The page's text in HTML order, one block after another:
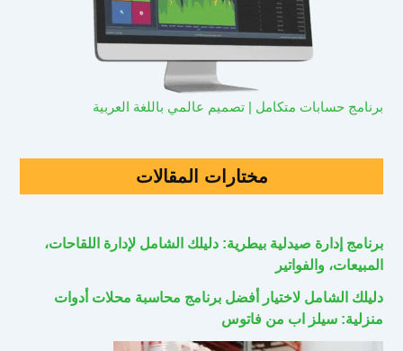
برنامج حسابات متكامل | تصميم عالمي باللغة العربية
مختارات المقالات
برنامج إدارة صيدلية بيطرية: دليلك الشامل لإدارة اللقاحات،
المبيعات، والفواتير
دليلك الشامل لاختيار أفضل برنامج محاسبة محلات أدوات
منزلية: سيلز اب من فاتوس